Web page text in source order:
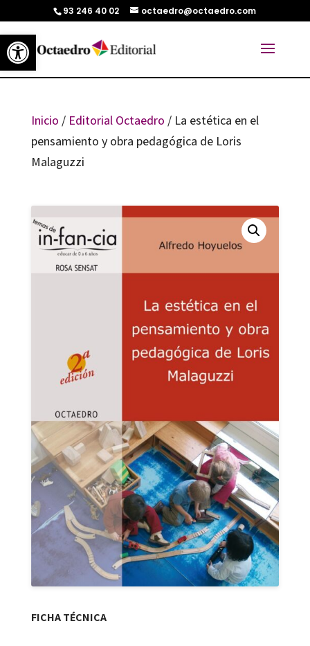
Abrir barra de herramientas
93 246 40 02 octaedro@octaedro.com
Inicio / Editorial Octaedro / La estética en el
pensamiento y obra pedagógica de Loris
Malaguzzi
FICHA TÉCNICA